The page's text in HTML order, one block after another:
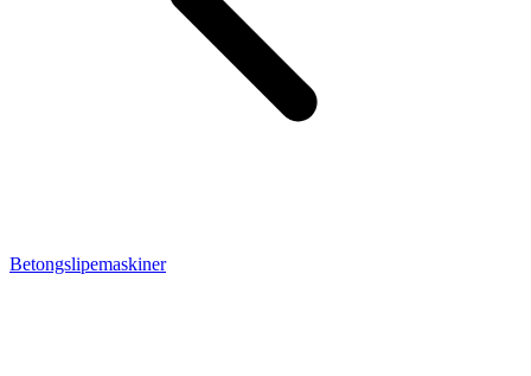
Betongslipemaskiner